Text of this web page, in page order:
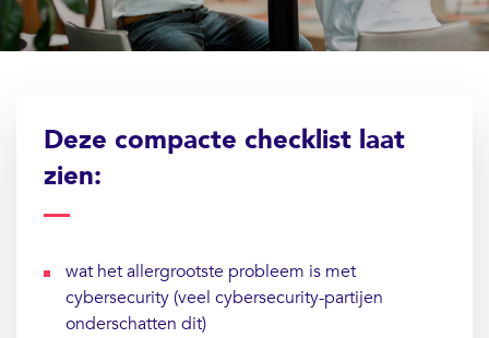
Deze compacte checklist laat
zien:
wat het allergrootste probleem is met
cybersecurity (veel cybersecurity-partijen
onderschatten dit)